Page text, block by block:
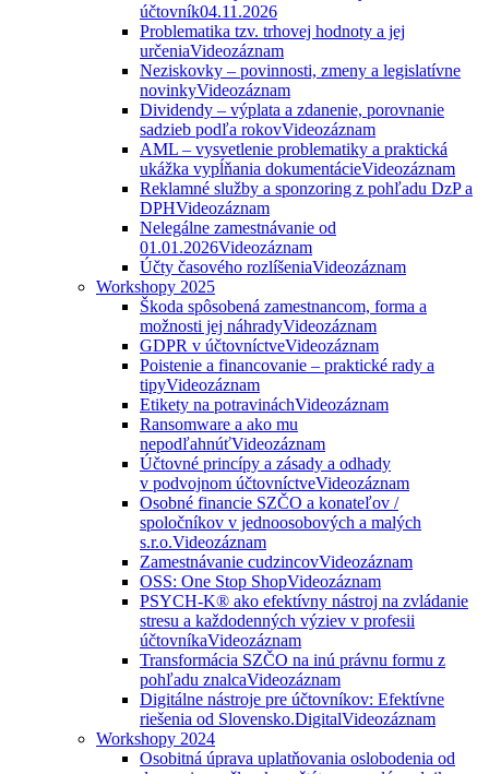
účtovník04.11.2026
Problematika tzv. trhovej hodnoty a jej
určeniaVideozáznam
Neziskovky – povinnosti, zmeny a legislatívne
novinkyVideozáznam
Dividendy – výplata a zdanenie, porovnanie
sadzieb podľa rokovVideozáznam
AML – vysvetlenie problematiky a praktická
ukážka vypĺňania dokumentácieVideozáznam
Reklamné služby a sponzoring z pohľadu DzP a
DPHVideozáznam
Nelegálne zamestnávanie od
01.01.2026Videozáznam
Účty časového rozlíšeniaVideozáznam
Workshopy 2025
Škoda spôsobená zamestnancom, forma a
možnosti jej náhradyVideozáznam
GDPR v účtovníctveVideozáznam
Poistenie a financovanie – praktické rady a
tipyVideozáznam
Etikety na potravináchVideozáznam
Ransomware a ako mu
nepodľahnúťVideozáznam
Účtovné princípy a zásady a odhady
v podvojnom účtovníctveVideozáznam
Osobné financie SZČO a konateľov /
spoločníkov v jednoosobových a malých
s.r.o.Videozáznam
Zamestnávanie cudzincovVideozáznam
OSS: One Stop ShopVideozáznam
PSYCH-K® ako efektívny nástroj na zvládanie
stresu a každodenných výziev v profesii
účtovníkaVideozáznam
Transformácia SZČO na inú právnu formu z
pohľadu znalcaVideozáznam
Digitálne nástroje pre účtovníkov: Efektívne
riešenia od Slovensko.DigitalVideozáznam
Workshopy 2024
Osobitná úprava uplatňovania oslobodenia od